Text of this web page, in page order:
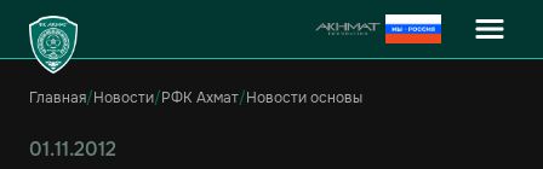
Главная/Новости/РФК Ахмат/Новости основы
01.11.2012